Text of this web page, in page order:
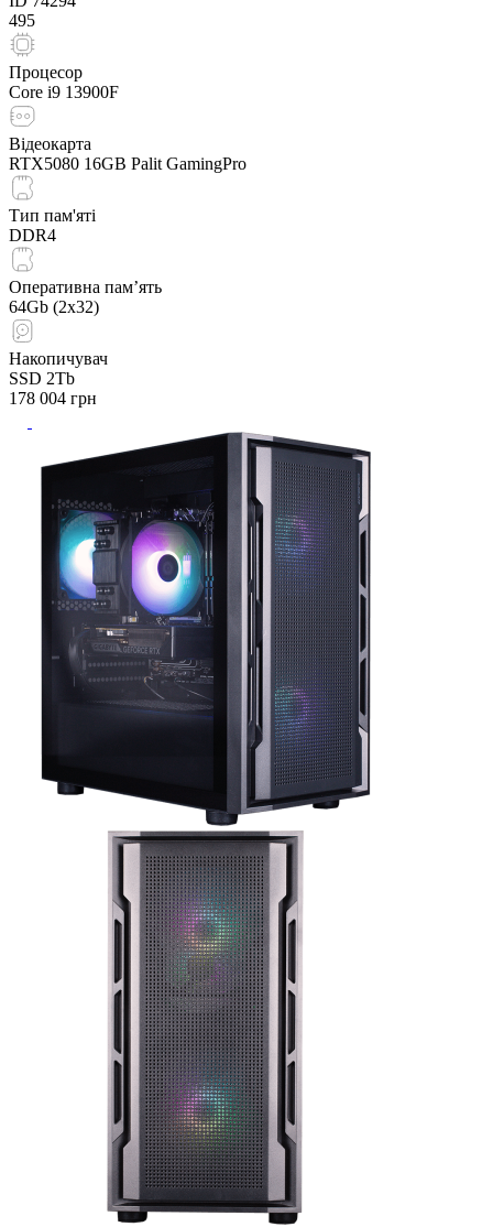
495
Процесор
Core i9 13900F
Відеокарта
RTX5080 16GB Palit GamingPro
Тип пам'яті
DDR4
Оперативна пам’ять
64Gb (2x32)
Накопичувач
SSD 2Tb
178 004 грн